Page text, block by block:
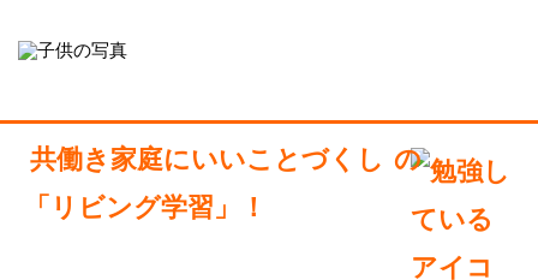
共働き家庭にいいことづくし の
「リビング学習」！